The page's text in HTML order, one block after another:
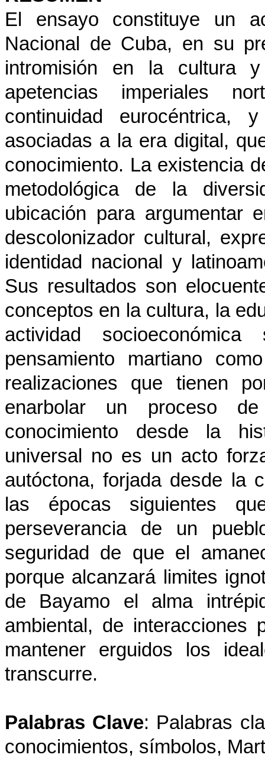
El ensayo constituye un
Nacional de Cuba, en su
intromisión en la cultura
apetencias imperiales
continuidad eurocéntrica,
asociadas a la era digital,
conocimiento. La existencia
metodológica de la
ubicación para argumentar
descolonizador cultural,
identidad nacional y
Sus resultados son
conceptos en la cultura, la
actividad
pensamiento martiano
realizaciones que tienen
enarbolar un proceso
conocimiento desde la
universal no es un acto
autóctona, forjada desde la
las épocas siguientes
perseverancia de un
seguridad de que el
porque alcanzará limites
de Bayamo el alma
ambiental, de
mantener erguidos los
transcurre.
Palabras Clave: Palabras
conocimientos, símbolos,